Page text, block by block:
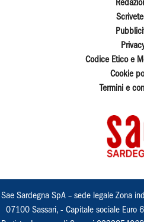
Codice Etico e
Cookie
Termini e
Sae Sardegna SpA – sede legale Zona
07100 Sassari, - Capitale sociale Euro